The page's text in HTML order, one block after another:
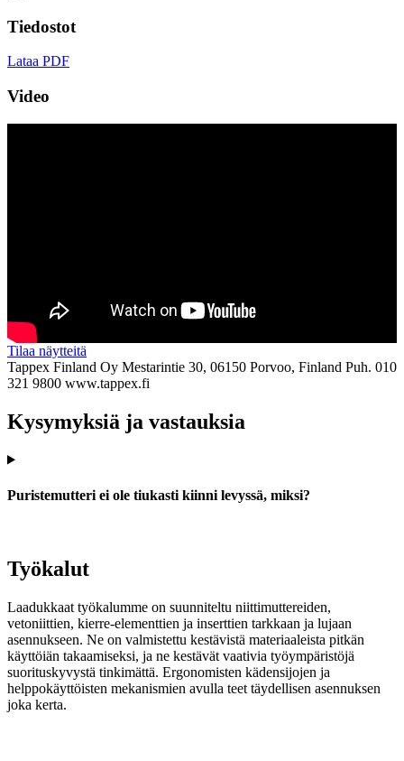
Tiedostot
Lataa PDF
Video
Tilaa näytteitä
Tappex Finland Oy Mestarintie 30, 06150 Porvoo, Finland Puh. 010
321 9800 www.tappex.fi
Kysymyksiä ja vastauksia
Puristemutteri ei ole tiukasti kiinni levyssä, miksi?
Työkalut
Laadukkaat työkalumme on suunniteltu niittimuttereiden,
vetoniittien, kierre-elementtien ja inserttien tarkkaan ja lujaan
asennukseen. Ne on valmistettu kestävistä materiaaleista pitkän
käyttöiän takaamiseksi, ja ne kestävät vaativia työympäristöjä
suorituskyvystä tinkimättä. Ergonomisten kädensijojen ja
helppokäyttöisten mekanismien avulla teet täydellisen asennuksen
joka kerta.